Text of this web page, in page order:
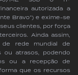
autorizada a
Bravo”) e exime-se
clientes, por força
Ainda assim,
de rede mundial de
ou atrasos, podendo
ou a recepção de
que os recursos